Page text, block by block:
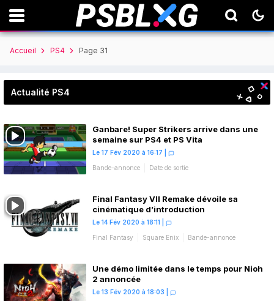
Accueil PS4 Page 31
Actualité PS4
Ganbare! Super Strikers arrive dans une
semaine sur PS4 et PS Vita
Le 17 Fév 2020 à 16:17
Bande-annonce Date de sortie
Final Fantasy VII Remake dévoile sa
cinématique d’introduction
Le 14 Fév 2020 à 18:11
Final Fantasy Square Enix Bande-annonce
Une démo limitée dans le temps pour Nioh
2 annoncée
Le 13 Fév 2020 à 18:03